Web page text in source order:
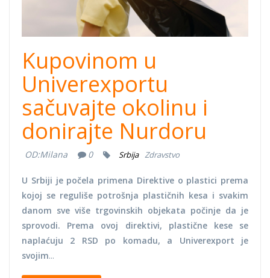
Kupovinom u
Univerexportu
sačuvajte okolinu i
donirajte Nurdoru
OD:Milana 0 Srbija Zdravstvo
U Srbiji je počela primena Direktive o plastici prema
kojoj se reguliše potrošnja plastičnih kesa i svakim
danom sve više trgovinskih objekata počinje da je
sprovodi. Prema ovoj direktivi, plastične kese se
naplaćuju 2 RSD po komadu, a Univerexport je
svojim...